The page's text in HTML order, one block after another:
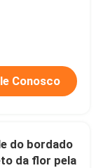
Conosco
do bordado
da flor pela